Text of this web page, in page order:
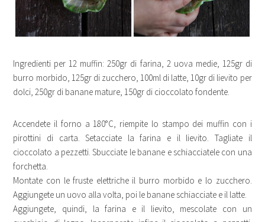
Ingredienti per 12 muffin: 250gr di farina, 2 uova medie, 125gr di
burro morbido, 125gr di zucchero, 100ml di latte, 10gr di lievito per
dolci, 250gr di banane mature, 150gr di cioccolato fondente.
Accendete il forno a 180°C, riempite lo stampo dei muffin con i
pirottini di carta. Setacciate la farina e il lievito. Tagliate il
cioccolato a pezzetti. Sbucciate le banane e schiacciatele con una
forchetta.
Montate con le fruste elettriche il burro morbido e lo zucchero.
Aggiungete un uovo alla volta, poi le banane schiacciate e il latte.
Aggiungete, quindi, la farina e il lievito, mescolate con un